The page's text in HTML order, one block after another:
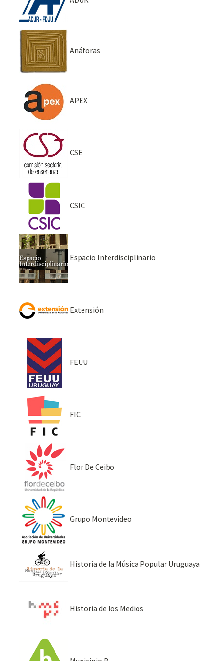
Anáforas
APEX
CSE
CSIC
Espacio Interdisciplinario
Extensión
FEUU
FIC
Flor De Ceibo
Grupo Montevideo
Historia de la Música Popular Uruguaya
Historia de los Medios